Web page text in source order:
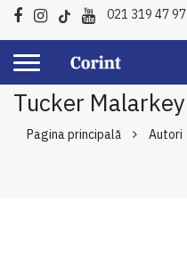
021 319 47 97
Tucker Malarkey
Pagina principală Autori